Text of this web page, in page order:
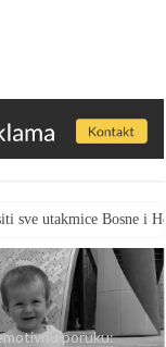
sve utakmice Bosne i
poruku: